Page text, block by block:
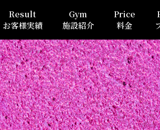
Result
お客様実績
Gym
施設紹介
Price
料金